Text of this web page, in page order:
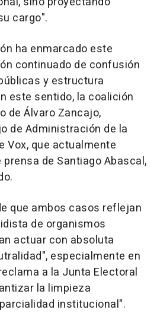
cargo".
ha enmarcado este
continuado de confusión
y estructura
este sentido, la coalición
de Álvaro Zancajo,
de Administración de la
Vox, que actualmente
de Santiago Abascal,
que ambos casos reflejan
de organismos
actuar con absoluta
especialmente en
a la Junta Electoral
la limpieza
institucional".